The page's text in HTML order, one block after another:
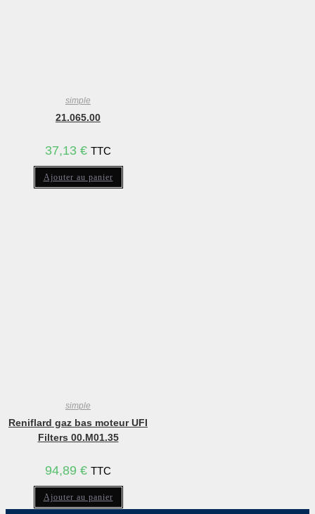
simple
21.065.00
37,13 € TTC
Ajouter au panier
simple
Reniflard gaz bas moteur UFI
Filters 00.M01.35
94,89 € TTC
Ajouter au panier